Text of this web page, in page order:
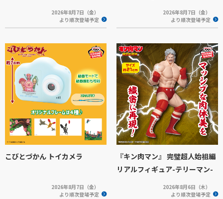
2026年8月7日（金）
より順次登場予定
2026年8月7日（金）
より順次登場予定
こびとづかん トイカメラ
2026年8月7日（金）
より順次登場予定
『キン肉マン』 完璧超人始祖編
リアルフィギュア-テリーマン-
2026年8月6日（木）
より順次登場予定